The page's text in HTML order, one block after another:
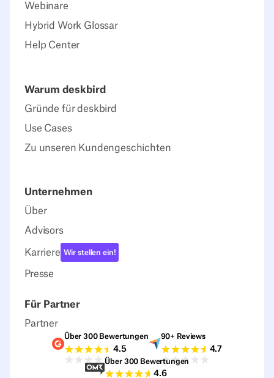
Webinare
Hybrid Work Glossar
Help Center
Warum deskbird
Gründe für deskbird
Use Cases
Zu unseren Kundengeschichten
Unternehmen
Über
Advisors
Karriere Wir stellen ein!
Presse
Für Partner
Partner
G2-Bewertungen
Über 300 Bewertungen
4.5
Capterra-
90+ Reviews
4.7
Sourceforge-Bewertungen
Über 300 Bewertungen
4.6